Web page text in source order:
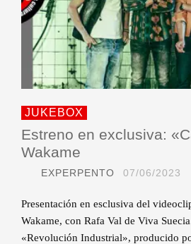
JUKEBOX
Estreno en exclusiva:
Wakame
EXPERPENTO 07/06/2023
Presentación en esclusiva del
Wakame, con Rafa Val de Viva
«Revolución Industrial», producido